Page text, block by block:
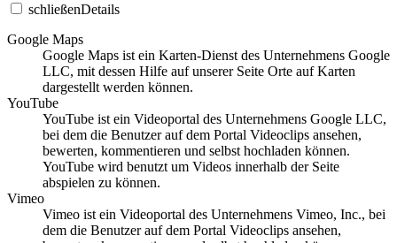
schließenDetails
Google Maps
Google Maps ist ein Karten-Dienst des Unternehmens Google
LLC, mit dessen Hilfe auf unserer Seite Orte auf Karten
dargestellt werden können.
YouTube
YouTube ist ein Videoportal des Unternehmens Google LLC,
bei dem die Benutzer auf dem Portal Videoclips ansehen,
bewerten, kommentieren und selbst hochladen können.
YouTube wird benutzt um Videos innerhalb der Seite
abspielen zu können.
Vimeo
Vimeo ist ein Videoportal des Unternehmens Vimeo, Inc., bei
dem die Benutzer auf dem Portal Videoclips ansehen,